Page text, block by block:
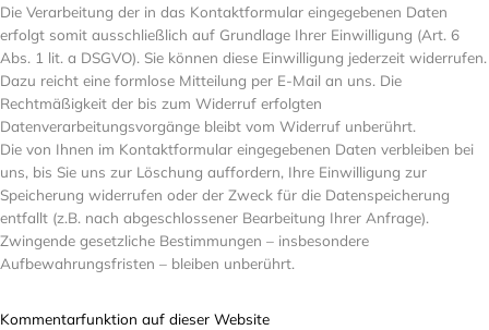
Die Verarbeitung der in das Kontaktformular eingegebenen Daten
erfolgt somit ausschließlich auf Grundlage Ihrer Einwilligung (Art. 6
Abs. 1 lit. a DSGVO). Sie können diese Einwilligung jederzeit widerrufen.
Dazu reicht eine formlose Mitteilung per E-Mail an uns. Die
Rechtmäßigkeit der bis zum Widerruf erfolgten
Datenverarbeitungsvorgänge bleibt vom Widerruf unberührt.
Die von Ihnen im Kontaktformular eingegebenen Daten verbleiben bei
uns, bis Sie uns zur Löschung auffordern, Ihre Einwilligung zur
Speicherung widerrufen oder der Zweck für die Datenspeicherung
entfallt (z.B. nach abgeschlossener Bearbeitung Ihrer Anfrage).
Zwingende gesetzliche Bestimmungen – insbesondere
Aufbewahrungsfristen – bleiben unberührt.
Kommentarfunktion auf dieser Website